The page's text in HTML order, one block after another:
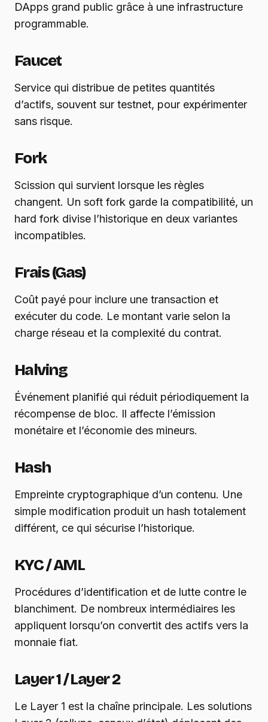
DApps grand public grâce à une infrastructure
programmable.
Faucet
Service qui distribue de petites quantités
d’actifs, souvent sur testnet, pour expérimenter
sans risque.
Fork
Scission qui survient lorsque les règles
changent. Un soft fork garde la compatibilité, un
hard fork divise l’historique en deux variantes
incompatibles.
Frais (Gas)
Coût payé pour inclure une transaction et
exécuter du code. Le montant varie selon la
charge réseau et la complexité du contrat.
Halving
Événement planifié qui réduit périodiquement la
récompense de bloc. Il affecte l’émission
monétaire et l’économie des mineurs.
Hash
Empreinte cryptographique d’un contenu. Une
simple modification produit un hash totalement
différent, ce qui sécurise l’historique.
KYC / AML
Procédures d’identification et de lutte contre le
blanchiment. De nombreux intermédiaires les
appliquent lorsqu’on convertit des actifs vers la
monnaie fiat.
Layer 1 / Layer 2
Le Layer 1 est la chaîne principale. Les solutions